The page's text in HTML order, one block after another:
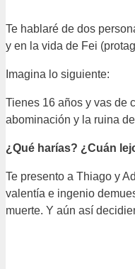
Te hablaré de dos
y en la vida de Fei
Imagina lo siguiente:
Tienes 16 años y vas de
abominación y la ruina
¿Qué harías? ¿Cuán
Te presento a Thiago y
valentía e ingenio
muerte. Y aún así